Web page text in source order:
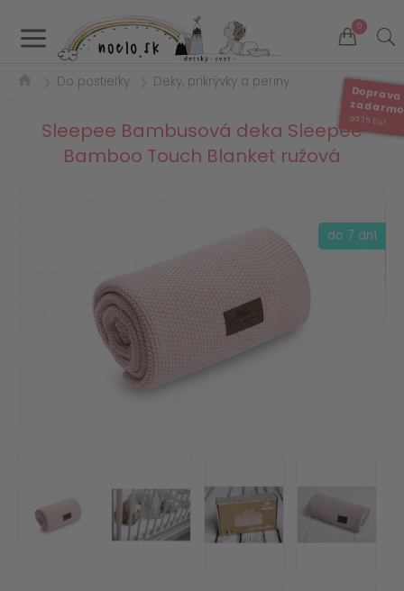
a 0
Doprava
od 35 Eur
Do postieľky Deky, prikrývky a periny
Sleepee Bambusová deka Sleepee
Bamboo Touch Blanket ružová
do 7 dní